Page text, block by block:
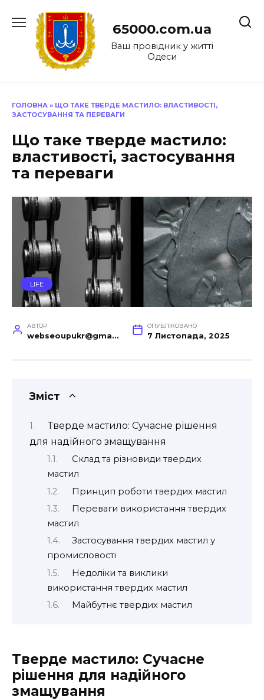
до
65000.com.ua
Ваш провідник у житті
Одеси
ГОЛОВНА » ЩО ТАКЕ ТВЕРДЕ МАСТИЛО: ВЛАСТИВОСТІ,
ЗАСТОСУВАННЯ ТА ПЕРЕВАГИ
Що таке тверде мастило:
властивості, застосування
та переваги
LIFE
АВТОР
webseoupukr@gmail.com
ОПУБЛІКОВАНО
7 Листопада, 2025
Зміст
Тверде мастило: Сучасне рішення
для надійного змащування
Склад та різновиди твердих
мастил
Принцип роботи твердих мастил
Переваги використання твердих
мастил
Застосування твердих мастил у
промисловості
Недоліки та виклики
використання твердих мастил
Майбутнє твердих мастил
Тверде мастило: Сучасне
рішення для надійного
змащування